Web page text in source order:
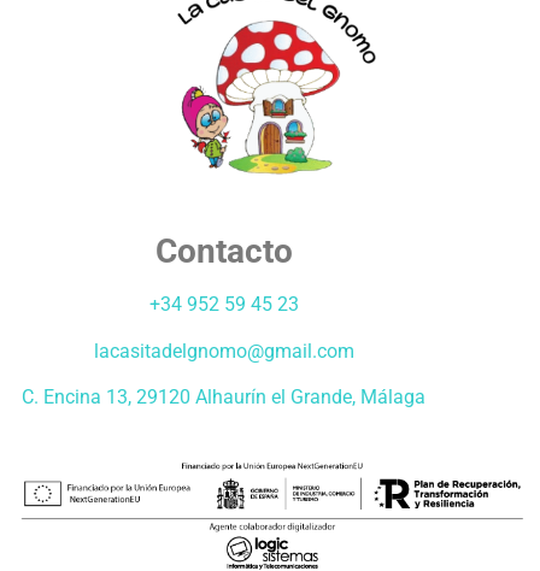
Contacto
+34 952 59 45 23
lacasitadelgnomo@gmail.com
C. Encina 13, 29120 Alhaurín el Grande, Málaga